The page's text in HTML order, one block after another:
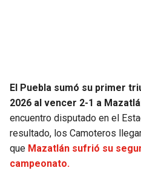
PACKERS
VIKINGS
FALCONS
TIMBERWOLVES
THUNDER
TRAIL BLAZERS
El Puebla sumó su primer
2026 al vencer 2-1 a
encuentro disputado en el
resultado, los Camoteros
que Mazatlán sufrió su
campeonato.